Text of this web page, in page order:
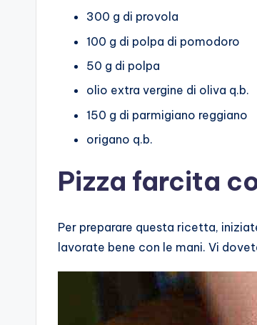
300 g di provola
100 g di polpa di pomodoro
50 g di polpa
olio extra vergine di oliva q.b.
150 g di parmigiano reggiano
origano q.b.
Pizza farcita
Per preparare questa ricetta,
lavorate bene con le mani. Vi